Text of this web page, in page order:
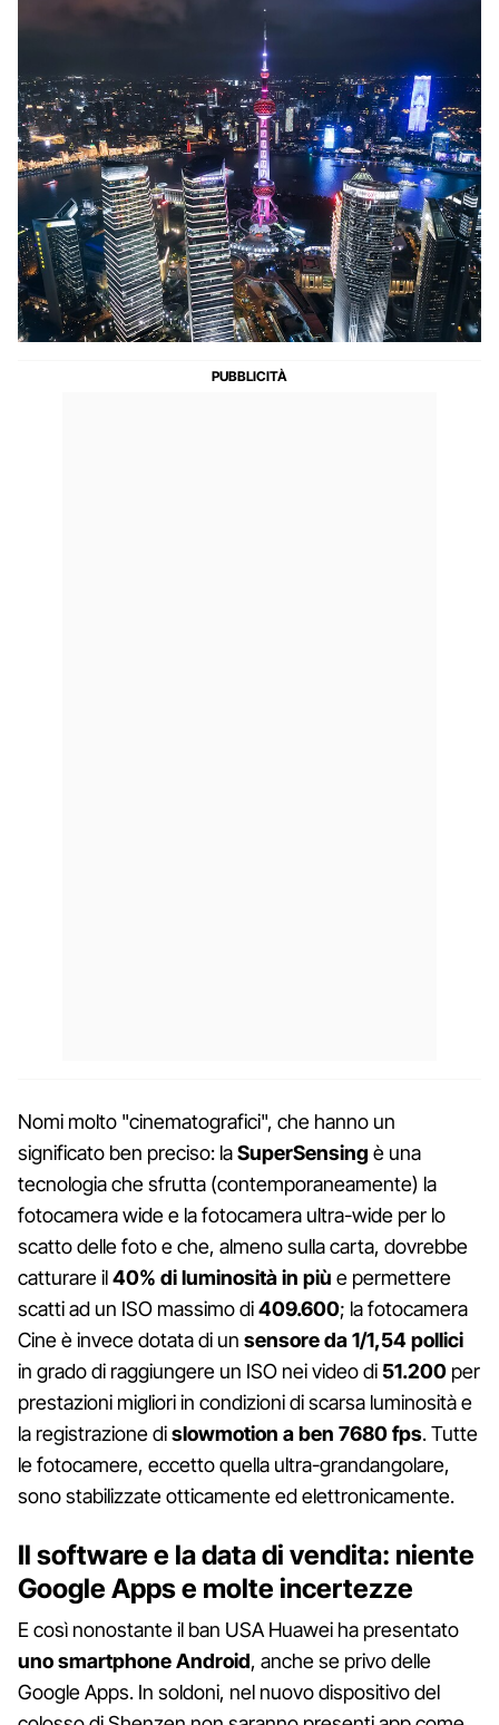
Nomi molto "cinematografici", che hanno un
significato ben preciso: laSuperSensing è una
tecnologia che sfrutta (contemporaneamente) la
fotocamera wide e la fotocamera ultra-wide per lo
scatto delle foto e che, almeno sulla carta, dovrebbe
catturare il40% di luminosità in più e permettere
scatti ad un ISO massimo di409.600; la fotocamera
Cine è invece dotata di un sensore da 1/1,54 pollici
in grado di raggiungere un ISO nei video di 51.200 per
prestazioni migliori in condizioni di scarsa luminosità e
la registrazione dislowmotion a ben 7680 fps. Tutte
le fotocamere, eccetto quella ultra-grandangolare,
sono stabilizzate otticamente ed elettronicamente.
Il software e la data di vendita: niente
Google Apps e molte incertezze
E così nonostante il ban USA Huawei ha presentato
uno smartphone Android, anche se privo delle
Google Apps. In soldoni, nel nuovo dispositivo del